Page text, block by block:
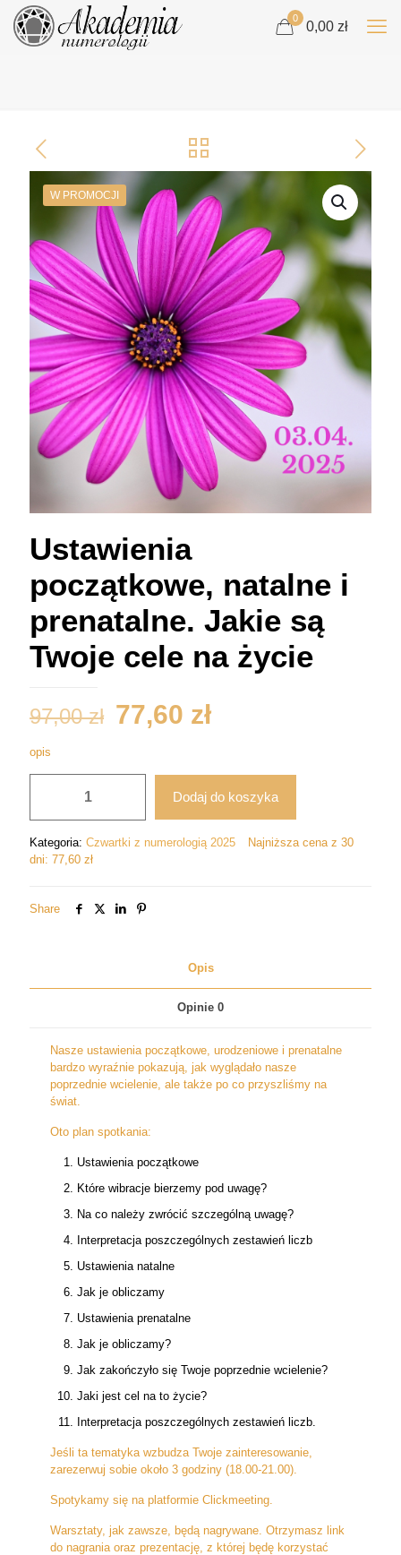
0
0,00 zł
W PROMOCJI
Ustawienia
początkowe, natalne i
prenatalne. Jakie są
Twoje cele na życie
97,00zł Pierwotna
wynosiła:
97,00 zł.
77,60 złAktualna
wynosi:
77,60 zł.
opis
i
prenatalne.
są
Dodaj do koszyka
Kategoria: Czwartki z numerologią 2025
Najniższa cena z 30
dni: 77,60 zł
Share
Opis
Opinie 0
Nasze ustawienia początkowe, urodzeniowe i prenatalne
bardzo wyraźnie pokazują, jak wyglądało nasze
poprzednie wcielenie, ale także po co przyszliśmy na
świat.
Oto plan spotkania:
Ustawienia początkowe
Które wibracje bierzemy pod uwagę?
Na co należy zwrócić szczególną uwagę?
Interpretacja poszczególnych zestawień liczb
Ustawienia natalne
Jak je obliczamy
Ustawienia prenatalne
Jak je obliczamy?
Jak zakończyło się Twoje poprzednie wcielenie?
Jaki jest cel na to życie?
Interpretacja poszczególnych zestawień liczb.
Jeśli ta tematyka wzbudza Twoje zainteresowanie,
zarezerwuj sobie około 3 godziny (18.00-21.00).
Spotykamy się na platformie Clickmeeting.
Warsztaty, jak zawsze, będą nagrywane. Otrzymasz link
do nagrania oraz prezentację, z której będę korzystać